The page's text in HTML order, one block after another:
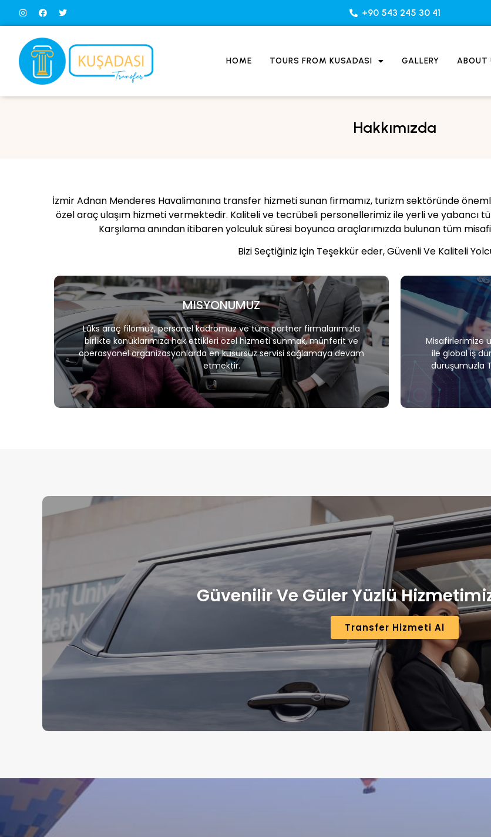
+90 543 245 30 41
HOME TOURS FROM KUSADASI GALLERY ABOUT
Hakkımızda
İzmir Adnan Menderes Havalimanına transfer hizmeti sunan firmamız, turizm sektöründe
özel araç ulaşım hizmeti vermektedir. Kaliteli ve tecrübeli personellerimiz ile yerli ve yabancı
Karşılama anından itibaren yolculuk süresi boyunca araçlarımızda bulunan tüm
Bizi Seçtiğiniz için Teşekkür eder, Güvenli Ve Kaliteli
MISYONUMUZ
Lüks araç filomuz, personel kadromuz ve tüm partner firmalarımızla
birlikte konuklarımıza hak ettikleri özel hizmeti sunmak, münferit ve
operasyonel organizasyonlarda en kusursuz servisi sağlamaya devam
etmektir.
Misafirlerimize
ile global iş
duruşumuzla
Güvenilir Ve Güler Yüzlü
Transfer Hizmeti Al